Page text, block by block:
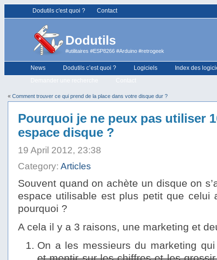
Dodutils c'est quoi ? Contact
Dodutils
#utilitaires #ESP8266 #Arduino #retrogeek
News Dodutils c’est quoi ? Logiciels
Index des
Demander une recherche
Contact
« Comment trouver ce qui prend de la place dans votre disque dur ?
Pourquoi je ne peux pas utiliser
espace disque ?
19 April 2012, 23:38
Category: Articles
Souvent quand on achète un disque on
espace utilisable est plus petit que celui
pourquoi ?
A cela il y a 3 raisons, une marketing et
On a les messieurs du marketing